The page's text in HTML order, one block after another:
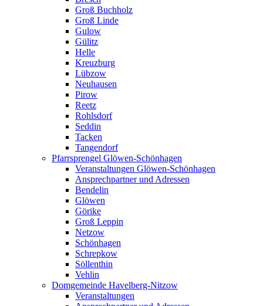
Groß Buchholz
Groß Linde
Gulow
Gülitz
Helle
Kreuzburg
Lübzow
Neuhausen
Pirow
Reetz
Rohlsdorf
Seddin
Tacken
Tangendorf
Pfarrsprengel Glöwen-Schönhagen
Veranstaltungen Glöwen-Schönhagen
Ansprechpartner und Adressen
Bendelin
Glöwen
Görike
Groß Leppin
Netzow
Schönhagen
Schrepkow
Söllenthin
Vehlin
Domgemeinde Havelberg-Nitzow
Veranstaltungen